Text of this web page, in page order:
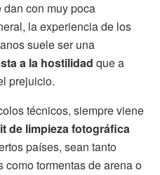
dan con muy poca
la experiencia de los
suele ser una
a la hostilidad que a
prejuicio.
técnicos, siempre viene
de limpieza fotográfica
países, sean tanto
tormentas de arena o